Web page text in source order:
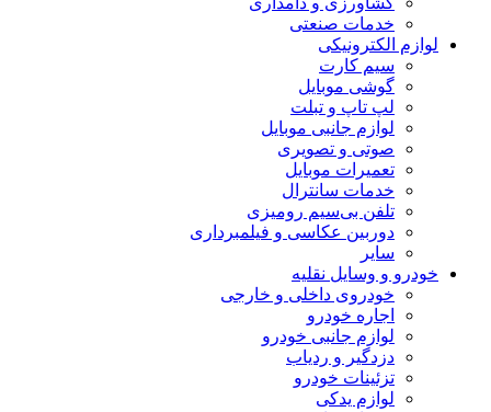
خدمات صنعتی
لوازم الکترونیکی
سیم کارت
گوشی موبایل
لپ تاپ و تبلت
لوازم جانبی موبایل
صوتی و تصویری
تعمیرات موبایل
خدمات سانترال
تلفن بی‌سیم رومیزی
دوربین عکاسی و فیلمبرداری
سایر
خودرو و وسایل نقلیه
خودروی داخلی و خارجی
اجاره خودرو
لوازم جانبی خودرو
دزدگیر و ردیاب
تزئینات خودرو
لوازم یدکی